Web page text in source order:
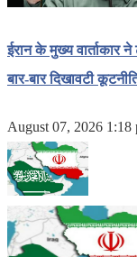
ईरान के मुख्य वार्ताकार
बार-बार दिखावटी
August 07, 2026 1:18